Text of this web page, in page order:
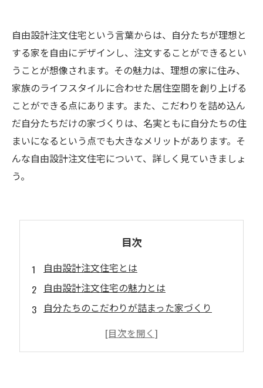
自由設計注文住宅という言葉からは、自分たちが理想と
する家を自由にデザインし、注文することができるとい
うことが想像されます。その魅力は、理想の家に住み、
家族のライフスタイルに合わせた居住空間を創り上げる
ことができる点にあります。また、こだわりを詰め込ん
だ自分たちだけの家づくりは、名実ともに自分たちの住
まいになるという点でも大きなメリットがあります。そ
んな自由設計注文住宅について、詳しく見ていきましょ
う。
目次
自由設計注文住宅とは
自由設計注文住宅の魅力とは
自分たちのこだわりが詰まった家づくり
自由設計注文住宅のメリットとデメリット